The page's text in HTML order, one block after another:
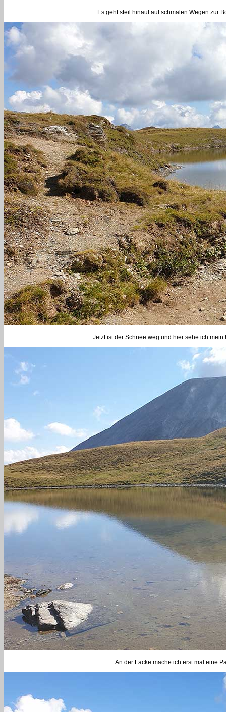
Es geht steil hinauf auf schmalen Wegen zur
Jetzt ist der Schnee weg und hier sehe ich
An der Lacke mache ich erst mal eine